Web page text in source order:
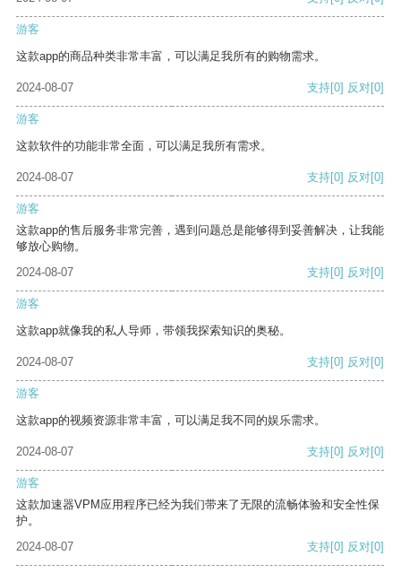
游客
这款app的商品种类非常丰富，可以满足我所有的购物需求。
2024-08-07 支持[0] 反对[0]
游客
这款软件的功能非常全面，可以满足我所有需求。
2024-08-07 支持[0] 反对[0]
游客
这款app的售后服务非常完善，遇到问题总是能够得到妥善解决，让我能
够放心购物。
2024-08-07
支持[0] 反对[0]
游客
这款app就像我的私人导师，带领我探索知识的奥秘。
2024-08-07 支持[0] 反对[0]
游客
这款app的视频资源非常丰富，可以满足我不同的娱乐需求。
2024-08-07 支持[0] 反对[0]
游客
这款加速器VPM应用程序已经为我们带来了无限的流畅体验和安全性保
护。
2024-08-07
支持[0] 反对[0]